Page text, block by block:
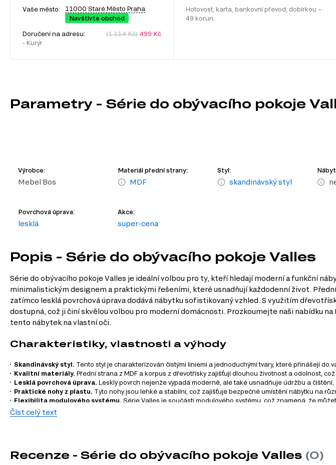
Vaše město:
11000 Staré Město Praha
Navštivte obchod
Doručení na adresu:
- Kurýr
(1 114 Kč)499 Kč
Hotovost, karta, bankovní převod, dobírkou –
49 korun.
Parametry - Série do obývacího pokoje
Výrobce:
Mebel Bos
Materiál přední strany:
MDF
Styl:
skandinávský styl
Povrchová úprava:
lesklá
Akce:
super-cena
Popis - Série do obývacího pokoje Valles
Série do obývacího pokoje Valles je ideální volbou pro ty, kteří hledají moderní a funkční
minimalistickým designem a praktickými řešeními, které usnadňují každodenní život.
zatímco lesklá povrchová úprava dodává nábytku sofistikovaný vzhled. S využitím
dostupná, což ji činí skvělou volbou pro moderní domácnosti. Prozkoumejte naši nabídku
tento nábytek na vlastní oči.
Charakteristiky, vlastnosti a výhody
Skandinávský styl. Tento styl je charakterizován čistými liniemi a jednoduchými tvary, které přinášejí do
Kvalitní materiály. Přední strana z MDF a korpus z dřevotřísky zajišťují dlouhou životnost a odolnost,
Lesklá povrchová úprava. Lesklý povrch nejenže vypadá moderně, ale také usnadňuje údržbu a čištění,
Praktické nohy z plastu. Tyto nohy jsou lehké a stabilní, což zajišťuje bezpečné umístění nábytku na
Flexibilita modulového systému. Série Valles je součástí modulového systému, což znamená, že
a vkusu.
Série nábytku Valles se skládá z 11 produktů, které pokrývají širokou škálu potřeb pro váš
Číst celý text
Recenze - Série do obývacího pokoje Valles (0)